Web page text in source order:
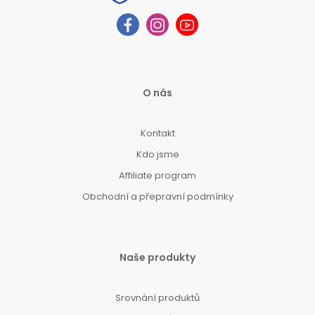
O nás
Kontakt
Kdo jsme
Affiliate program
Obchodní a přepravní podmínky
Naše produkty
Srovnání produktů